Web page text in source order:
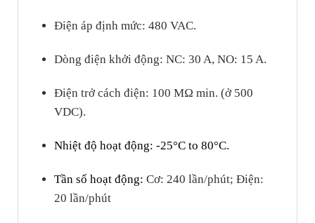
Điện áp định mức: 480 VAC.
Dòng điện khởi động: NC: 30 A, NO: 15 A.
Điện trở cách điện: 100 MΩ min. (ở 500
VDC).
Nhiệt độ hoạt động: -25°C to 80°C.
Tần số hoạt động: Cơ: 240 lần/phút; Điện:
20 lần/phút